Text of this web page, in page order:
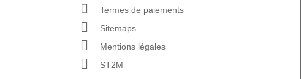
Termes de paiements
Sitemaps
Mentions légales
ST2M